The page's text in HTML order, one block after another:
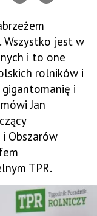
Wszystko jest w
i to one
rolników i
gigantomanię i
Jan
Obszarów
TPR.